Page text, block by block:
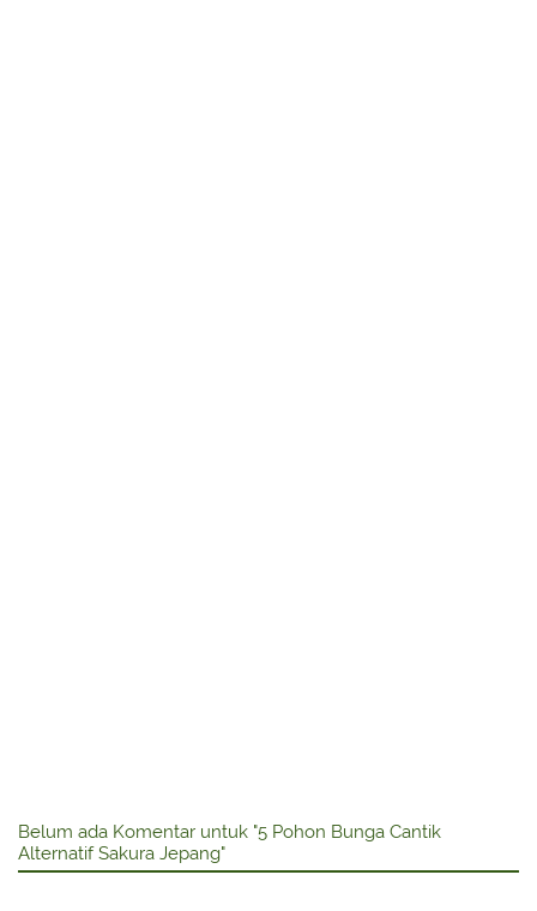
Belum ada Komentar untuk "5 Pohon Bunga Cantik
Alternatif Sakura Jepang"